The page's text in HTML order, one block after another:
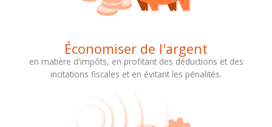
Économiser de l'argent
en matière d'impôts, en profitant des déductions et des
incitations fiscales et en évitant les pénalités.